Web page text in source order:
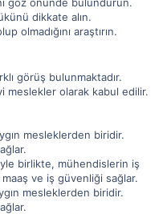
dikkate alın.
olmadığını araştırın.
görüş bulunmaktadır.
meslekler olarak kabul edilir.
mesleklerden biridir.
birlikte, mühendislerin iş
maaş ve iş güvenliği sağlar.
mesleklerden biridir.